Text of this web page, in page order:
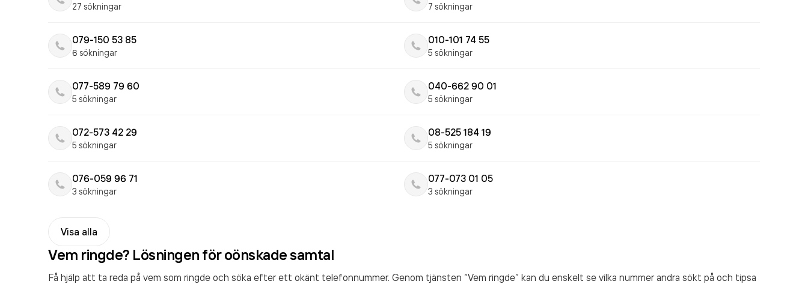
27 sökningar 7 sökningar
079-150 53 85
6 sökningar
010-101 74 55
5 sökningar
077-589 79 60
5 sökningar
040-662 90 01
5 sökningar
072-573 42 29
5 sökningar
08-525 184 19
5 sökningar
076-059 96 71
3 sökningar
077-073 01 05
3 sökningar
Visa alla
Vem ringde? Lösningen för oönskade samtal
Få hjälp att ta reda på vem som ringde och söka efter ett okänt telefonnummer. Genom tjänsten “Vem ringde” kan du enskelt se vilka nummer andra sökt på och tipsa